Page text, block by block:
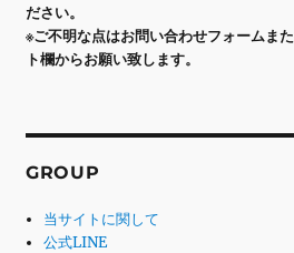
ださい。
※ご不明な点はお問い合わせフォームま
ト欄からお願い致します。
GROUP
当サイトに関して
公式LINE